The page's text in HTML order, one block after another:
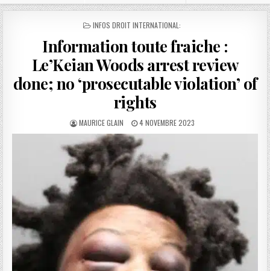
POSTED
INFOS DROIT INTERNATIONAL:
Information toute fraiche :
Le’Keian Woods arrest review
done; no ‘prosecutable violation’ of
rights
AUTHOR:
MAURICE GLAIN
PUBLISHED
DATE:
4 NOVEMBRE 2023